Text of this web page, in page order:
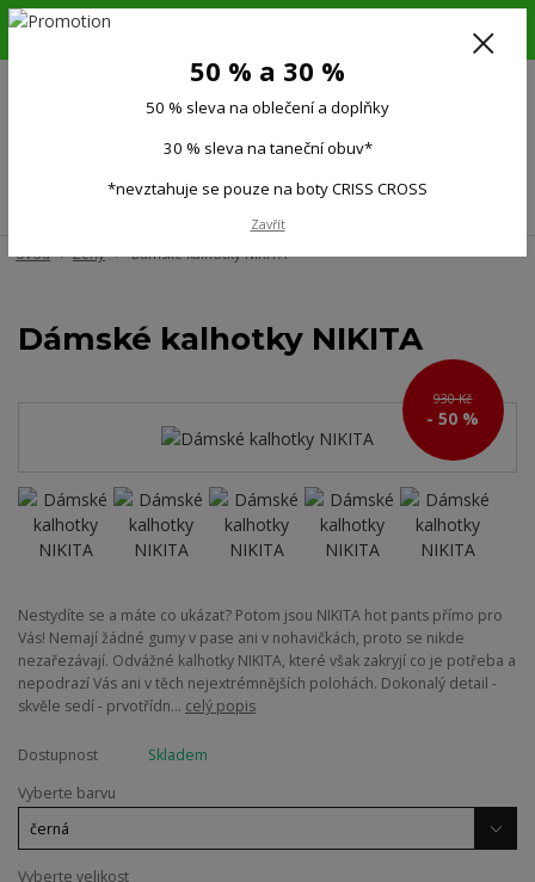
6.-16.8.26. DOVOLENÁ !!! 50 % SLEVA na všechno oblečení a doplňky !!!
(Po-Pá 9:00-15.00)
Úvod Ženy Dámské kalhotky NIKITA
Dámské kalhotky NIKITA
930 Kč
- 50 %
Nestydíte se a máte co ukázat? Potom jsou NIKITA hot pants přímo pro
Vás! Nemají žádné gumy v pase ani v nohavičkách, proto se nikde
nezařezávají. Odvážné kalhotky NIKITA, které však zakryjí co je potřeba a
nepodrazí Vás ani v těch nejextrémnějších polohách. Dokonalý detail -
skvěle sedí - prvotřídn... celý popis
Dostupnost
Skladem
Vyberte barvu
Vyberte velikost
50 % a 30 %
50 % sleva na oblečení a doplňky
30 % sleva na taneční obuv*
*nevztahuje se pouze na boty CRISS CROSS
Zavřít